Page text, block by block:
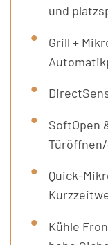
und
Grill +
SoftOpen
Quick-
Kühle